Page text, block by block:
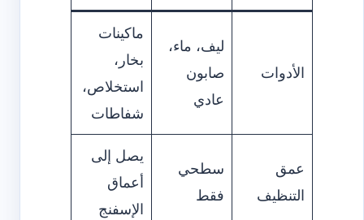
الأدوات
ليف، ماء،
صابون
عادي
ماكينات
بخار،
استخلاص،
شفاطات
عمق
التنظيف
سطحي
فقط
يصل إلى
أعماق
الإسفنج